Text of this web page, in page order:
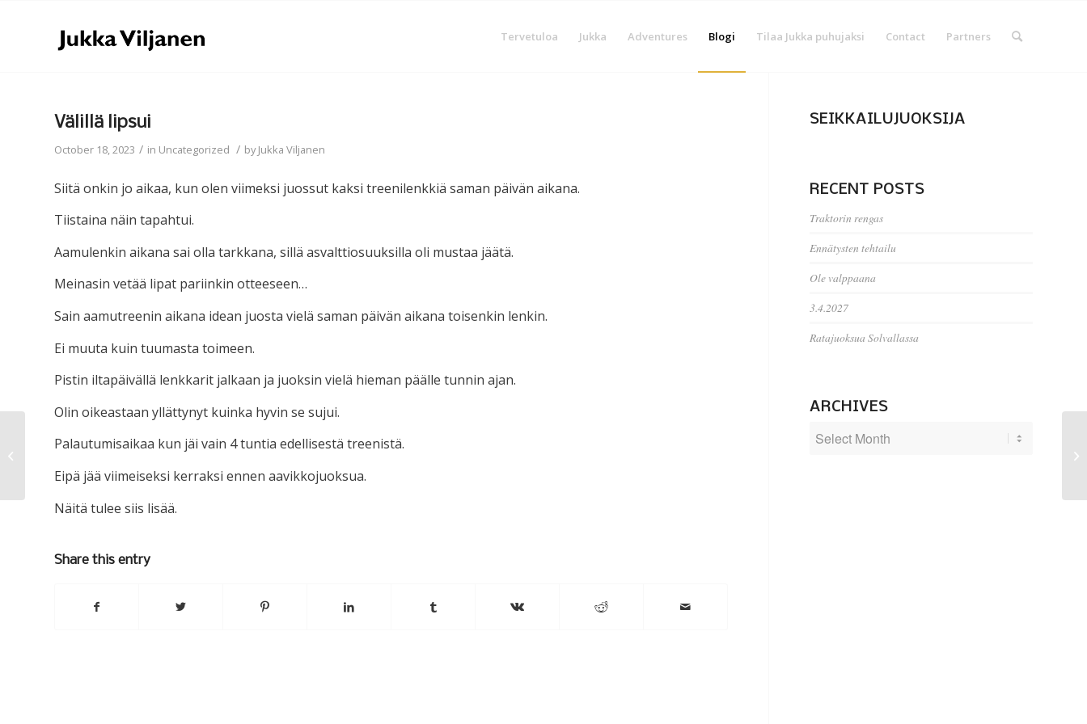
Tervetuloa Jukka Adventures Blogi Tilaa Jukka puhujaksi Contact Partners
Välillä lipsui
October 18, 2023 / in Uncategorized / byJukka Viljanen
Siitä onkin jo aikaa, kun olen viimeksi juossut kaksi treenilenkkiä saman päivän aikana.
Tiistaina näin tapahtui.
Aamulenkin aikana sai olla tarkkana, sillä asvalttiosuuksilla oli mustaa jäätä.
Meinasin vetää lipat pariinkin otteeseen…
Sain aamutreenin aikana idean juosta vielä saman päivän aikana toisenkin lenkin.
Ei muuta kuin tuumasta toimeen.
Pistin iltapäivällä lenkkarit jalkaan ja juoksin vielä hieman päälle tunnin ajan.
Olin oikeastaan yllättynyt kuinka hyvin se sujui.
Palautumisaikaa kun jäi vain 4 tuntia edellisestä treenistä.
Eipä jää viimeiseksi kerraksi ennen aavikkojuoksua.
Näitä tulee siis lisää.
Share this entry
SEIKKAILUJUOKSIJA
RECENT POSTS
Traktorin rengas
Ennätysten tehtailu
Ole valppaana
3.4.2027
Ratajuoksua Solvallassa
ARCHIVES